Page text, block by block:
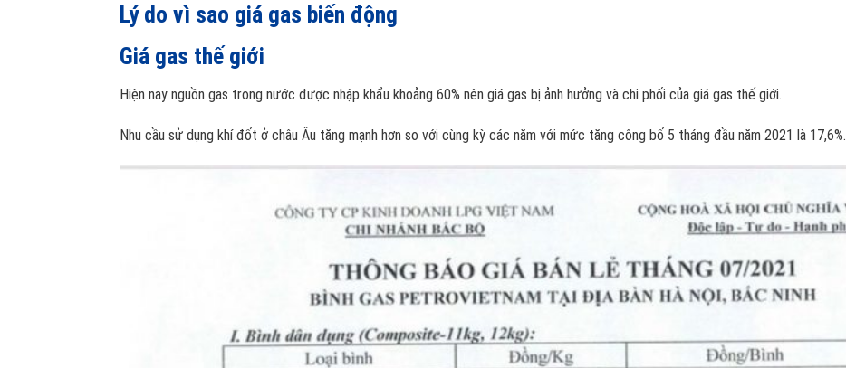
Lý do vì sao giá gas biến động
Giá gas thế giới
Hiện nay nguồn gas trong nước được nhập khẩu khoảng 60% nên giá gas bị ảnh hưởng và chi phối của giá gas thế giới.
Nhu cầu sử dụng khí đốt ở châu Âu tăng mạnh hơn so với cùng kỳ các năm với mức tăng công bố 5 tháng đầu năm 2021 là 17,6%.